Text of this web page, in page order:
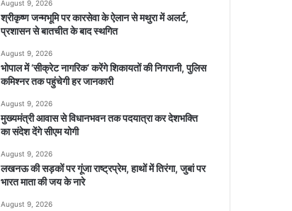
August 9, 2026
श्रीकृष्ण जन्मभूमि पर कारसेवा के ऐलान से मथुरा में अलर्ट,
प्रशासन से बातचीत के बाद स्थगित
August 9, 2026
भोपाल में ‘सीक्रेट नागरिक’ करेंगे शिकायतों की निगरानी, पुलिस
कमिश्नर तक पहुंचेगी हर जानकारी
August 9, 2026
मुख्यमंत्री आवास से विधानभवन तक पदयात्रा कर देशभक्ति
का संदेश देंगे सीएम योगी
August 9, 2026
लखनऊ की सड़कों पर गूंजा राष्ट्रप्रेम, हाथों में तिरंगा, जुबां पर
भारत माता की जय के नारे
August 9, 2026